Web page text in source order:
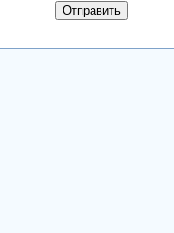
Отправить